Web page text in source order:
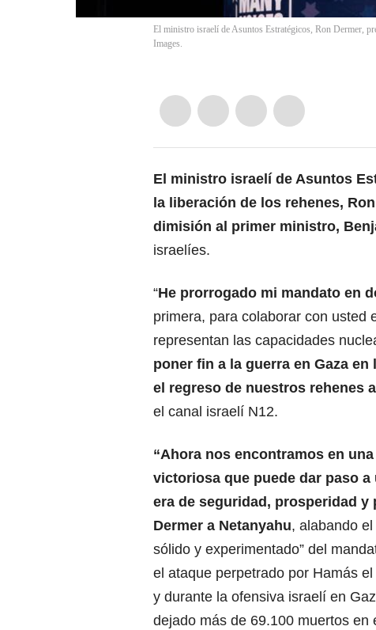
El ministro israelí de Asuntos Estratégicos, Ron Dermer,
Images.
El ministro israelí de Asuntos
la liberación de los rehenes,
dimisión al primer ministro,
israelíes.
“He prorrogado mi mandato en
primera, para colaborar con usted
representan las capacidades
poner fin a la guerra en Gaza
el regreso de nuestros rehenes
el canal israelí N12.
“Ahora nos encontramos en
victoriosa que puede dar paso a
era de seguridad, prosperidad y
Dermer a Netanyahu, alabando el
sólido y experimentado” del
el ataque perpetrado por Hamás
y durante la ofensiva israelí en
dejado más de 69.100 muertos en